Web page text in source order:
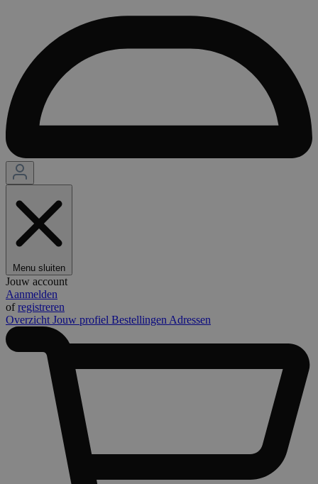
Menu sluiten
Jouw account
Aanmelden
ofregistreren
Overzicht Jouw profiel Bestellingen Adressen